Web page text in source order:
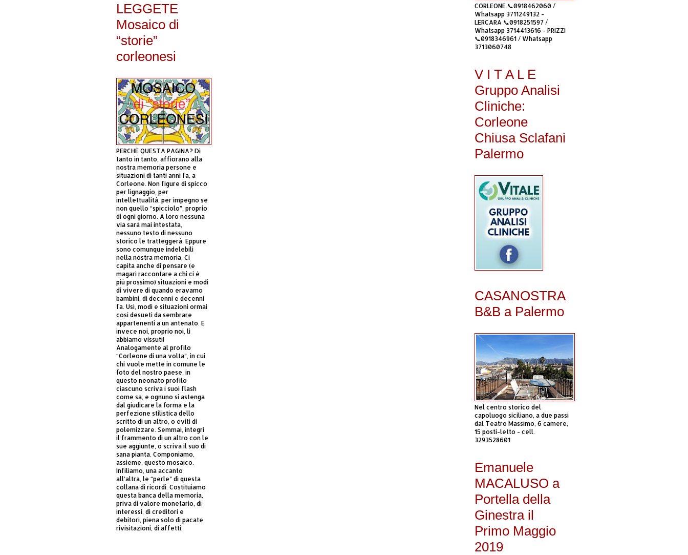
LEGGETE
Mosaico di
“storie”
corleonesi
PERCHÈ QUESTA PAGINA? Di
tanto in tanto, affiorano alla
nostra memoria persone e
situazioni di tanti anni fa, a
Corleone. Non figure di spicco
per lignaggio, per
intellettualità, per impegno se
non quello “spicciolo”, proprio
di ogni giorno. A loro nessuna
via sarà mai intestata,
nessuno testo di nessuno
storico le tratteggerà. Eppure
sono comunque indelebili
nella nostra memoria. Ci
capita anche di pensare (e
magari raccontare a chi ci è
più prossimo) situazioni e modi
di vivere di quando eravamo
bambini, di decenni e decenni
fa. Usi, modi e situazioni ormai
così desueti da sembrare
appartenenti a un antenato. E
invece noi, proprio noi, li
abbiamo vissuti!
Analogamente al profilo
“Corleone di una volta”, in cui
chi vuole mette in comune le
foto del nostro paese, in
questo neonato profilo
ciascuno scriva i suoi flash
come sa, e ognuno si astenga
dal giudicare la forma e la
perfezione stilistica dello
scritto di un altro, o eviti di
polemizzare. Semmai, integri
il frammento di un altro con le
sue aggiunte, o scriva il suo di
sana pianta. Componiamo,
assieme, questo mosaico.
Infiliamo, una accanto
all’altra, le “perle” di questa
collana di ricordi. Costituiamo
questa banca della memoria,
priva di valore monetario, di
interessi, di creditori e
debitori, piena solo di pacate
rivisitazioni, di affetti.
CORLEONE 📞0918462060 /
Whatsapp 3711249132 -
LERCARA 📞0918251597 /
Whatsapp 3714413616 - PRIZZI
📞0918346961 / Whatsapp
3713060748
V I T A L E
Gruppo Analisi
Cliniche:
Corleone
Chiusa Sclafani
Palermo
CASANOSTRA
B&B a Palermo
Nel centro storico del
capoluogo siciliano, a due passi
dal Teatro Massimo, 6 camere,
15 posti-letto - cell.
3293528601
Emanuele
MACALUSO a
Portella della
Ginestra il
Primo Maggio
2019